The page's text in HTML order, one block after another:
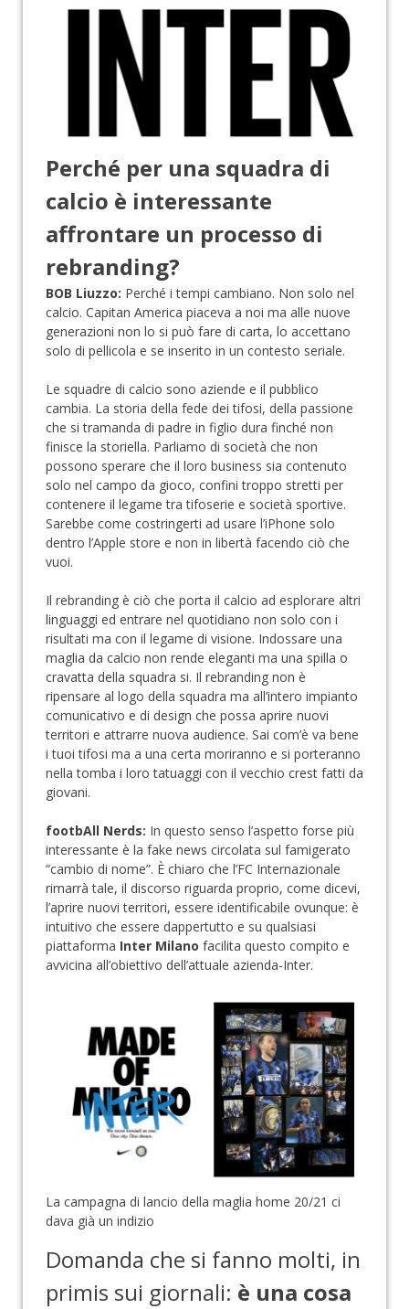
Perché per una squadra di
calcio è interessante
affrontare un processo di
rebranding?
BOB Liuzzo: Perché i tempi cambiano. Non solo nel
calcio. Capitan America piaceva a noi ma alle nuove
generazioni non lo si può fare di carta, lo accettano
solo di pellicola e se inserito in un contesto seriale.
Le squadre di calcio sono aziende e il pubblico
cambia. La storia della fede dei tifosi, della passione
che si tramanda di padre in figlio dura finché non
finisce la storiella. Parliamo di società che non
possono sperare che il loro business sia contenuto
solo nel campo da gioco, confini troppo stretti per
contenere il legame tra tifoserie e società sportive.
Sarebbe come costringerti ad usare l’iPhone solo
dentro l’Apple store e non in libertà facendo ciò che
vuoi.
Il rebranding è ciò che porta il calcio ad esplorare altri
linguaggi ed entrare nel quotidiano non solo con i
risultati ma con il legame di visione. Indossare una
maglia da calcio non rende eleganti ma una spilla o
cravatta della squadra si. Il rebranding non è
ripensare al logo della squadra ma all’intero impianto
comunicativo e di design che possa aprire nuovi
territori e attrarre nuova audience. Sai com’è va bene
i tuoi tifosi ma a una certa moriranno e si porteranno
nella tomba i loro tatuaggi con il vecchio crest fatti da
giovani.
footbAll Nerds: In questo senso l’aspetto forse più
interessante è la fake news circolata sul famigerato
“cambio di nome”. È chiaro che l’FC Internazionale
rimarrà tale, il discorso riguarda proprio, come dicevi,
l’aprire nuovi territori, essere identificabile ovunque: è
intuitivo che essere dappertutto e su qualsiasi
piattaforma Inter Milano facilita questo compito e
avvicina all’obiettivo dell’attuale azienda-Inter.
La campagna di lancio della maglia home 20/21 ci
dava già un indizio
Domanda che si fanno molti, in
primis sui giornali: è una cosa